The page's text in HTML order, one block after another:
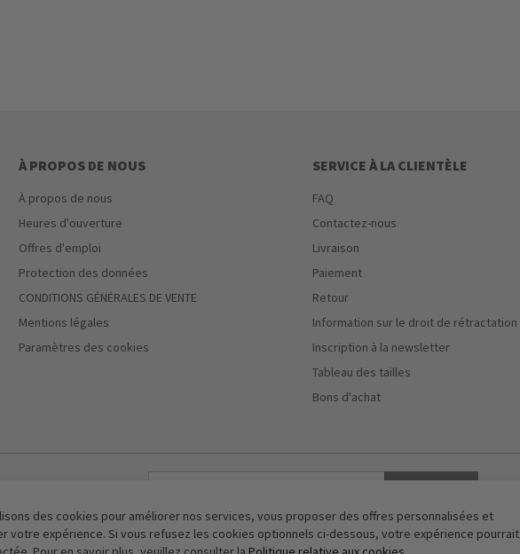
À PROPOS DE NOUS
À propos de nous
Heures d'ouverture
Offres d'emploi
Protection des données
CONDITIONS GÉNÉRALES DE VENTE
Mentions légales
Paramètres des cookies
SERVICE À LA CLIENTÈLE
FAQ
Contactez-nous
Livraison
Paiement
Retour
Information sur le droit de rétractation
Inscription à la newsletter
Tableau des tailles
Bons d'achat
Vérification Anti-Robot
Clique ici pour vérifier
des cookies pour améliorer nos services, vous proposer des offres personnalisées et
votre expérience. Si vous refusez les cookies optionnels ci-dessous, votre expérience pourrait